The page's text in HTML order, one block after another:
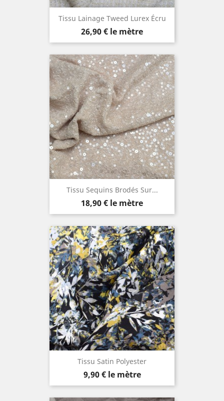
Tissu Lainage Tweed Lurex Écru
Prix
26,90 € le mètre
Tissu Sequins Brodés Sur...
Prix
18,90 € le mètre
Tissu Satin Polyester
Prix
9,90 € le mètre